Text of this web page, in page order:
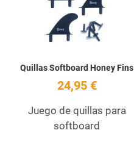
Quillas Softboard Honey Fins
24,95 €
Juego de quillas para
softboard